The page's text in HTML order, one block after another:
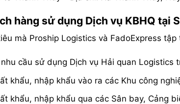
hàng sử dụng Dịch vụ KBHQ tại
mà Proship Logistics và FadoExpress
cầu sử dụng Dịch vụ Hải quan Logistics
khẩu, nhập khẩu vào ra các Khu công
khẩu, nhập khẩu qua các Sân bay, Cảng